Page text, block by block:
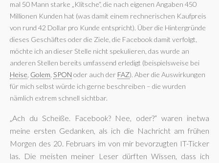
mal 50 Mann starke „Klitsche“, die nach eigenen Angaben 450
Millionen Kunden hat (was damit einem rechnerischen Kaufpreis
von rund 42 Dollar pro Kunde entspricht). Über die Hintergründe
dieses Geschäftes oder die Ziele, die Facebook damit verfolgt,
möchte ich an dieser Stelle nicht spekulieren, das wurde an
anderen Stellen bereits umfassend erledigt (beispielsweise bei
Heise Golem SPON oder auch der FAZ). Aber die Auswirkungen
für mich selbst würde ich gerne beschreiben – die wurden
nämlich extrem schnell sichtbar.
„Ach du Scheiße. Facebook? Nee, oder?“ waren inetwa
meine ersten Gedanken, als ich die Nachricht am frühen
Morgen des 20. Februars im von mir bevorzugten IT-Ticker
las. Die meisten meiner Leser dürften Wissen, dass ich